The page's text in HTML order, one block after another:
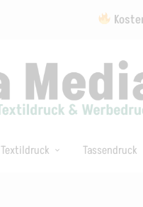
Textildruck Tassendruck